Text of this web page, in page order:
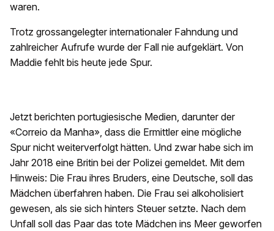
waren.
Trotz grossangelegter internationaler Fahndung und
zahlreicher Aufrufe wurde der Fall nie aufgeklärt. Von
Maddie fehlt bis heute jede Spur.
Jetzt berichten portugiesische Medien, darunter der
«Correio da Manha», dass die Ermittler eine mögliche
Spur nicht weiterverfolgt hätten. Und zwar habe sich im
Jahr 2018 eine Britin bei der Polizei gemeldet. Mit dem
Hinweis: Die Frau ihres Bruders, eine Deutsche, soll das
Mädchen überfahren haben. Die Frau sei alkoholisiert
gewesen, als sie sich hinters Steuer setzte. Nach dem
Unfall soll das Paar das tote Mädchen ins Meer geworfen